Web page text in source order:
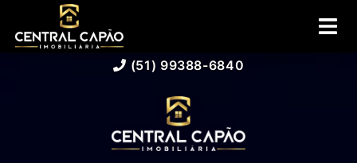
(51) 99388-6840